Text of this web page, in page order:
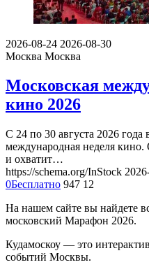
2026-08-24 2026-08-30
Москва Москва
Московская
кино 2026
С 24 по 30 августа 2026
международная неделя кино.
и охватит…
https://schema.org/InStock
0Бесплатно 947 12
На нашем сайте вы найдете
московский Марафон 2026.
Кудамоскоу — это
событий Москвы.